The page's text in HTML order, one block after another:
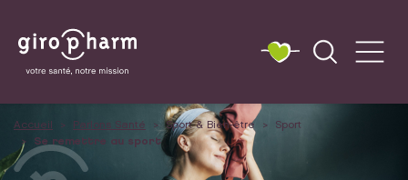
Accueil Parlons Santé Sport & Bien-être
Sport
Se remettre au sport